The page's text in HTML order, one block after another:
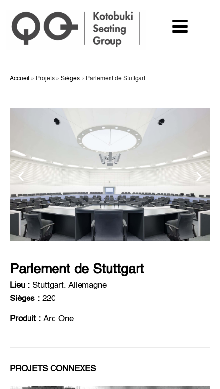
Accueil » Projets » Sièges » Parlement de Stuttgart
Parlement de Stuttgart
Lieu : Stuttgart. Allemagne
Sièges : 220
Produit : Arc One
PROJETS CONNEXES